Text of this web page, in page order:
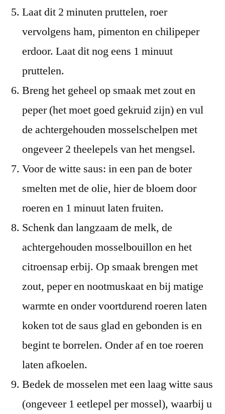
Laat dit 2 minuten pruttelen, roer
vervolgens ham, pimenton en chilipeper
erdoor. Laat dit nog eens 1 minuut
pruttelen.
Breng het geheel op smaak met zout en
peper (het moet goed gekruid zijn) en vul
de achtergehouden mosselschelpen met
ongeveer 2 theelepels van het mengsel.
Voor de witte saus: in een pan de boter
smelten met de olie, hier de bloem door
roeren en 1 minuut laten fruiten.
Schenk dan langzaam de melk, de
achtergehouden mosselbouillon en het
citroensap erbij. Op smaak brengen met
zout, peper en nootmuskaat en bij matige
warmte en onder voortdurend roeren laten
koken tot de saus glad en gebonden is en
begint te borrelen. Onder af en toe roeren
laten afkoelen.
Bedek de mosselen met een laag witte saus
(ongeveer 1 eetlepel per mossel), waarbij u